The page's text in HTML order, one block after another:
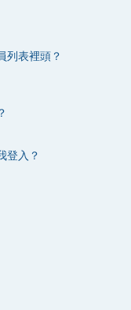
列表裡頭？
登入？